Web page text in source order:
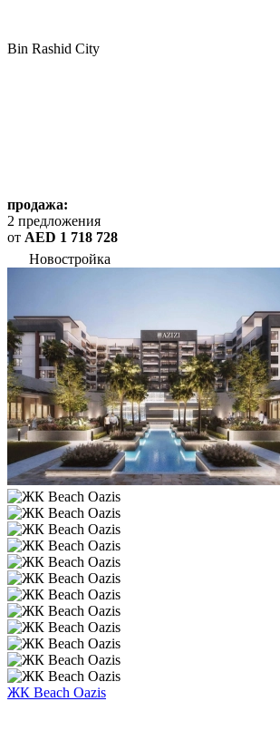
Bin Rashid City
продажа:
2 предложения
от AED 1 718 728
Новостройка
ЖК Beach Oazis